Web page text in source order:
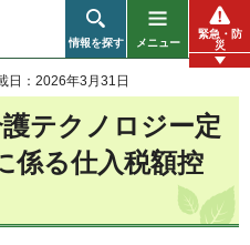
情報を探す メニュー
緊急・防
災
日：2026年3月31日
テクノロジー定
係る仕入税額控